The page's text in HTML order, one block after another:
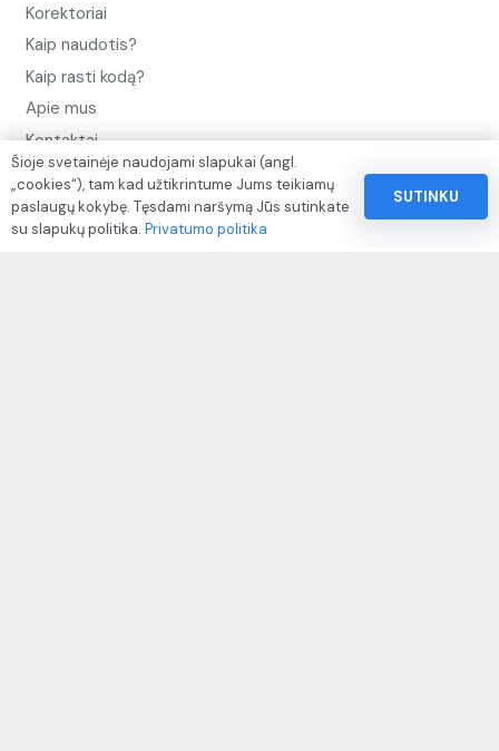
Korektoriai
Kaip naudotis?
Kaip rasti kodą?
Apie mus
Kontaktai
Privatumo politika
Pinigų ir prekių grąžinimo politika
Šioje svetainėje naudojami slapukai (angl.
„cookies“), tam kad užtikrintume Jums teikiamų
paslaugų kokybę. Tęsdami naršymą Jūs sutinkate
su slapukų politika. Privatumo politika
SUTINKU